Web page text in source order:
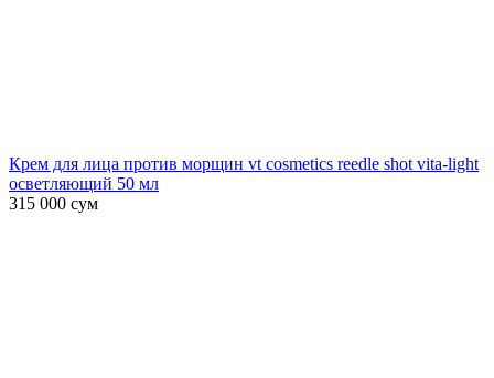
Крем для лица против морщин vt cosmetics reedle shot vita-light
осветляющий 50 мл
315 000 сум